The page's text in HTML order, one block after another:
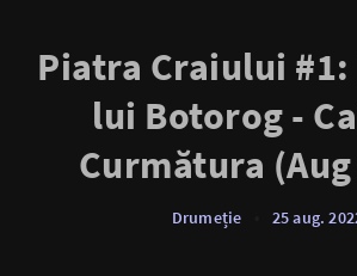
Piatra Craiului #1:
lui Botorog -
Curmătura
Drumeție 25 aug.